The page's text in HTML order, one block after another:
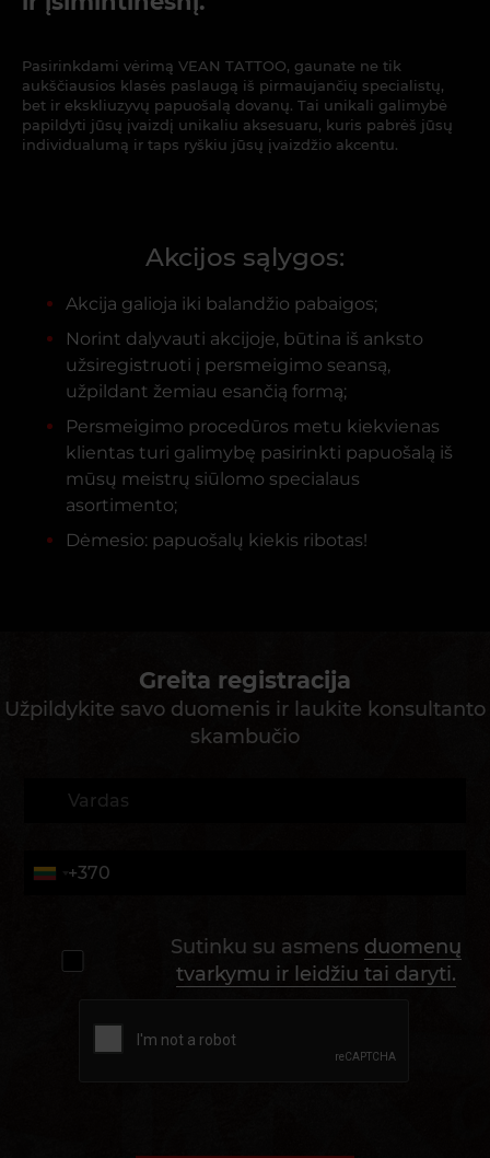
Pasirinkdami vėrimą VEAN TATTOO, gaunate ne tik
aukščiausios klasės paslaugą iš pirmaujančių specialistų,
bet ir ekskliuzyvų papuošalą dovanų. Tai unikali galimybė
papildyti jūsų įvaizdį unikaliu aksesuaru, kuris pabrėš jūsų
individualumą ir taps ryškiu jūsų įvaizdžio akcentu.
Akcijos sąlygos:
Akcija galioja iki balandžio pabaigos;
Norint dalyvauti akcijoje, būtina iš anksto
užsiregistruoti į persmeigimo seansą,
užpildant žemiau esančią formą;
Persmeigimo procedūros metu kiekvienas
klientas turi galimybę pasirinkti papuošalą iš
mūsų meistrų siūlomo specialaus
asortimento;
Dėmesio: papuošalų kiekis ribotas!
Greita registracija
Užpildykite savo duomenis ir laukite konsultanto
skambučio
Sutinku su asmens duomenų
tvarkymu ir leidžiu tai daryti.